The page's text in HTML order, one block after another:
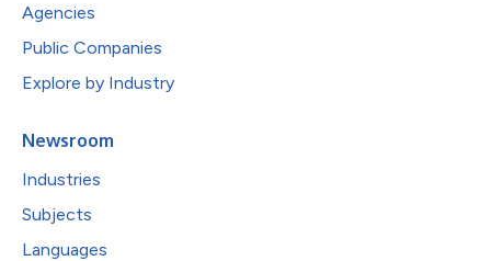
Agencies
Public Companies
Explore by Industry
Newsroom
Industries
Subjects
Languages